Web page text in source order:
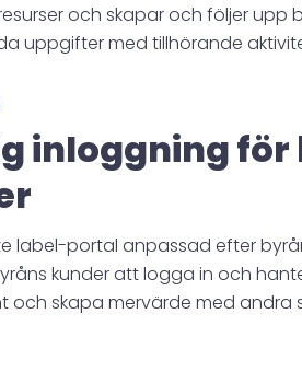
och skapar och följer upp
uppgifter med tillhörande
inloggning för
label-portal anpassad efter
kunder att logga in och
och skapa mervärde med andra